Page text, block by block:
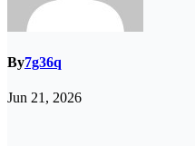
By7g36q
Jun 21, 2026